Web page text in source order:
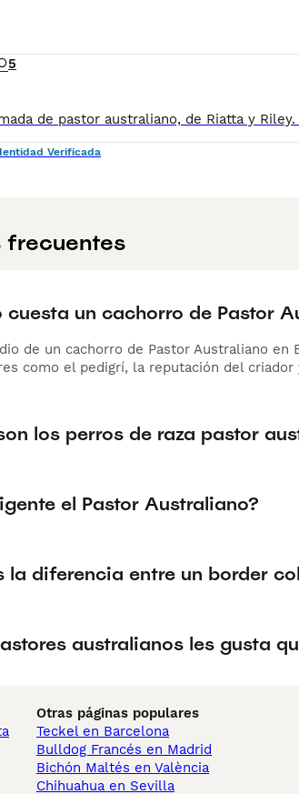
5
Verificada
frecuentes
cuesta un cachorro de Pastor
de un cachorro de Pastor Australiano en
como el pedigrí, la reputación del criador
los perros de raza pastor
el Pastor Australiano?
la diferencia entre un border
australianos les gusta
Otras páginas populares
Teckel en Barcelona
Bulldog Francés en Madrid
Bichón Maltés en València
Chihuahua en Sevilla